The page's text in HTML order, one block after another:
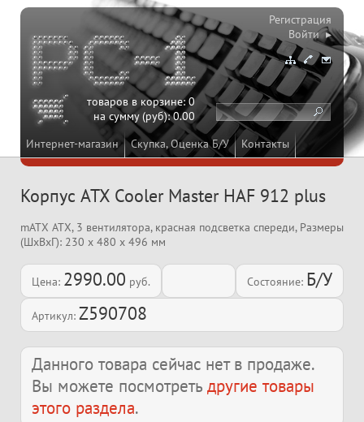
Интернет-магазин Скупка, Оценка Б/У Контакты
товаров в корзине:0
на сумму (руб):0.00
Регистрация
Войти ▸
Корпус ATX Cooler Master HAF 912 plus
mATX ATX, 3 вентилятора, красная подсветка спереди, Размеры
(ШxВxГ): 230 x 480 x 496 мм
Цена: 2990.00 руб. Состояние: Б/У
Артикул: Z590708
Данного товара сейчас нет в продаже.
Вы можете посмотреть другие товары
этого раздела.